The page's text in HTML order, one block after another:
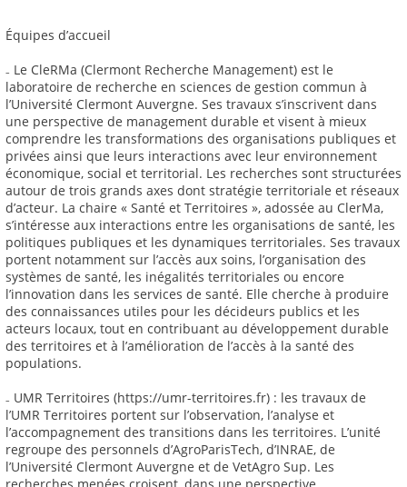
Équipes d’accueil
₋ Le CleRMa (Clermont Recherche Management) est le
laboratoire de recherche en sciences de gestion commun à
l’Université Clermont Auvergne. Ses travaux s’inscrivent dans
une perspective de management durable et visent à mieux
comprendre les transformations des organisations publiques et
privées ainsi que leurs interactions avec leur environnement
économique, social et territorial. Les recherches sont structurées
autour de trois grands axes dont stratégie territoriale et réseaux
d’acteur. La chaire « Santé et Territoires », adossée au ClerMa,
s’intéresse aux interactions entre les organisations de santé, les
politiques publiques et les dynamiques territoriales. Ses travaux
portent notamment sur l’accès aux soins, l’organisation des
systèmes de santé, les inégalités territoriales ou encore
l’innovation dans les services de santé. Elle cherche à produire
des connaissances utiles pour les décideurs publics et les
acteurs locaux, tout en contribuant au développement durable
des territoires et à l’amélioration de l’accès à la santé des
populations.
₋ UMR Territoires (https://umr-territoires.fr) : les travaux de
l’UMR Territoires portent sur l’observation, l’analyse et
l’accompagnement des transitions dans les territoires. L’unité
regroupe des personnels d’AgroParisTech, d’INRAE, de
l’Université Clermont Auvergne et de VetAgro Sup. Les